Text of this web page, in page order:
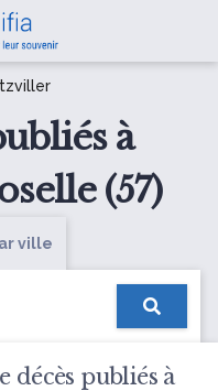
à
(57)
ville
décès publiés à